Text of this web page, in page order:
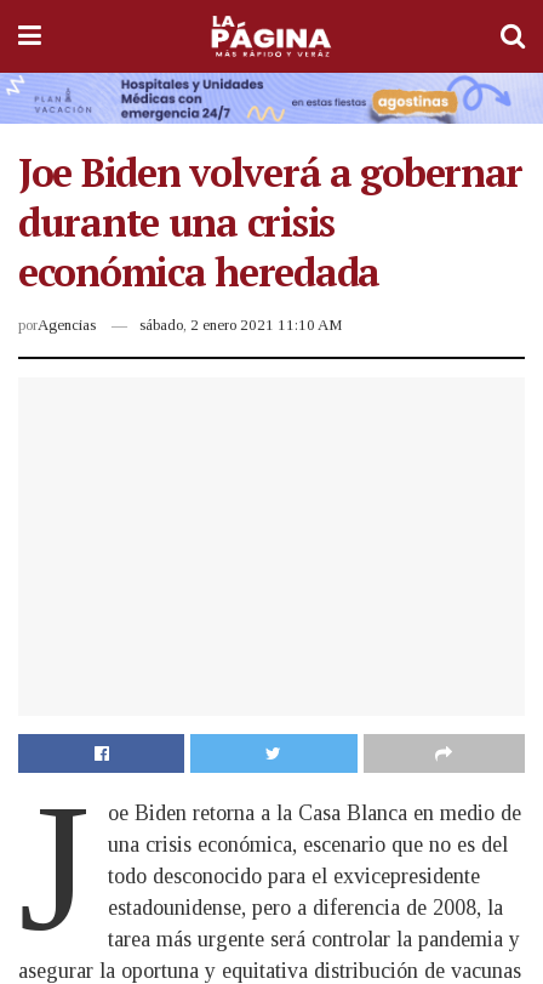
Joe Biden volverá a gobernar
durante una crisis
económica heredada
porAgencias sábado, 2 enero 2021 11:10 AM
J
oe Biden retorna a la Casa Blanca en medio de
una crisis económica, escenario que no es del
todo desconocido para el exvicepresidente
estadounidense, pero a diferencia de 2008, la
tarea más urgente será controlar la pandemia y
asegurar la oportuna y equitativa distribución de vacunas